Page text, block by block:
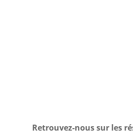
Retrouvez-nous sur les